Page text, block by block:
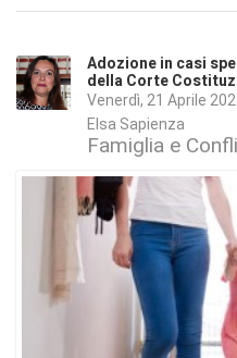
Adozione in casi
della Corte
Venerdì, 21 Aprile
Elsa Sapienza
Famiglia e